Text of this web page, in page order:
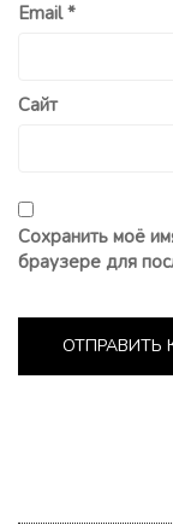
Email*
Сайт
Сохранить моё
браузере для